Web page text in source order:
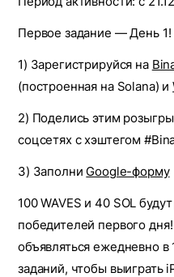
Первое задание — День 1!
1) Зарегистрируйся на
(построенная на Solana) и
2) Поделись этим
соцсетях с хэштегом
3) Заполни Google-форму
100 WAVES и 40 SOL
победителей первого
объявляться ежедневно
заданий, чтобы выиграть